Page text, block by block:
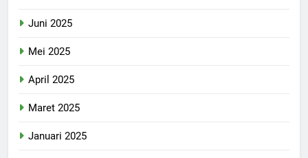
Juni 2025
Mei 2025
April 2025
Maret 2025
Januari 2025